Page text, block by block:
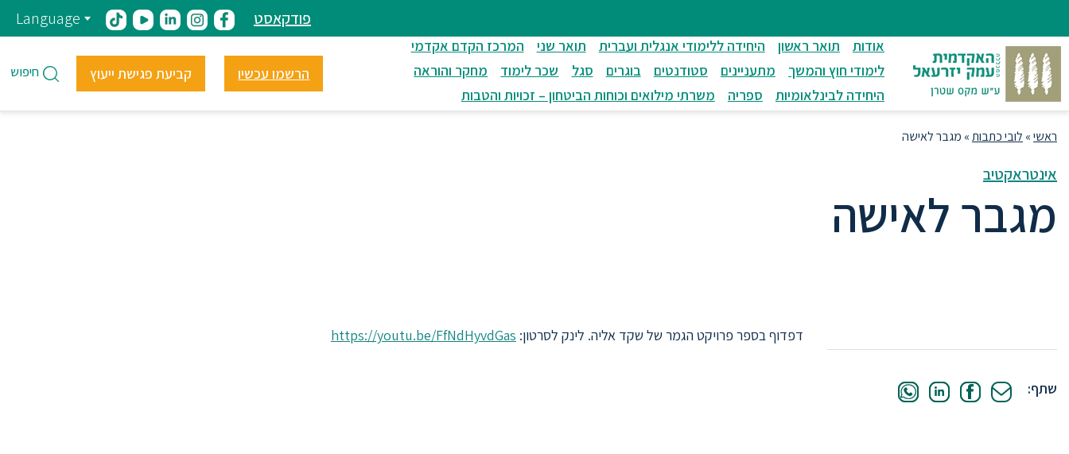
מרכזי
פודקאסט Language
אודות תואר ראשון היחידה ללימודי אנגלית ועברית תואר שני
המרכז הקדם אקדמי
לימודי חוץ והמשך
מתעניינים סטודנטים בוגרים סגל שכר לימוד
מחקר והוראה
היחידה לבינלאומיות
ספריה משרתי מילואים וכוחות הביטחון – זכויות והטבות
הרשמו עכשיו קביעת פגישת ייעוץ חיפוש
ראשי» לובי כתבות» מגבר לאישה
אינטראקטיב
מגבר לאישה
שתף:
דפדוף בספר פרויקט הגמר של שקד אליה. לינק לסרטון: https://youtu.be/FfNdHyvdGas